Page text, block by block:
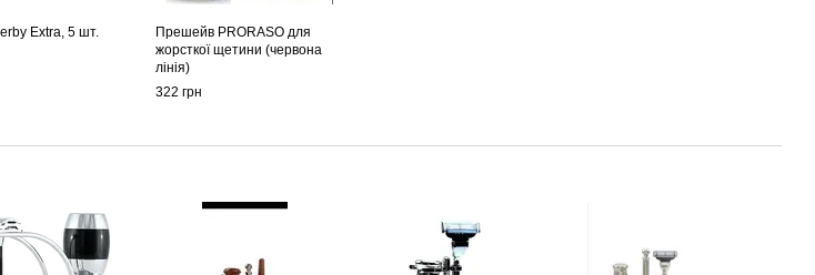
Extra, 5 шт.
Прешейв PRORASO для
жорсткої щетини (червона
лінія)
322 грн